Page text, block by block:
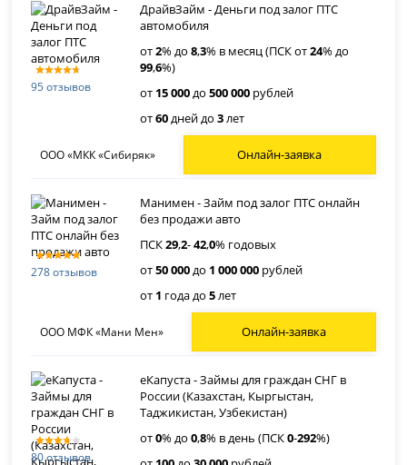
95 отзывов
ДрайвЗайм - Деньги под залог ПТС
автомобиля
от2% до8,3% в месяц (ПСК от24% до
99,6%)
от 15 000до500 000 рублей
от60дней до3лет
ООО «МКК «Сибиряк» Онлайн-заявка
278 отзывов
Манимен - Займ под залог ПТС онлайн
без продажи авто
ПСК29,2-42,0% годовых
от50 000до 1 000 000 рублей
от 1 года до5лет
ООО МФК «Мани Мен» Онлайн-заявка
80 отзывов
еКапуста - Займы для граждан СНГ в
России (Казахстан, Кыргыстан,
Таджикистан, Узбекистан)
от0% до0,8% в день (ПСК0-292%)